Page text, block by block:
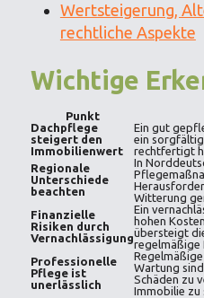
Wertsteigerung,
rechtliche Aspekte
Wichtige
Punkt
Dachpflege
steigert den
Immobilienwert
Ein gut
ein
rechtfertigt
Regionale
Unterschiede
beachten
In
Witterung
Finanzielle
Risiken durch
Vernachlässigung
Ein
hohen
übersteigt
regelmäßige
Professionelle
Pflege ist
unerlässlich
Wartung
Schäden zu
Immobilie zu